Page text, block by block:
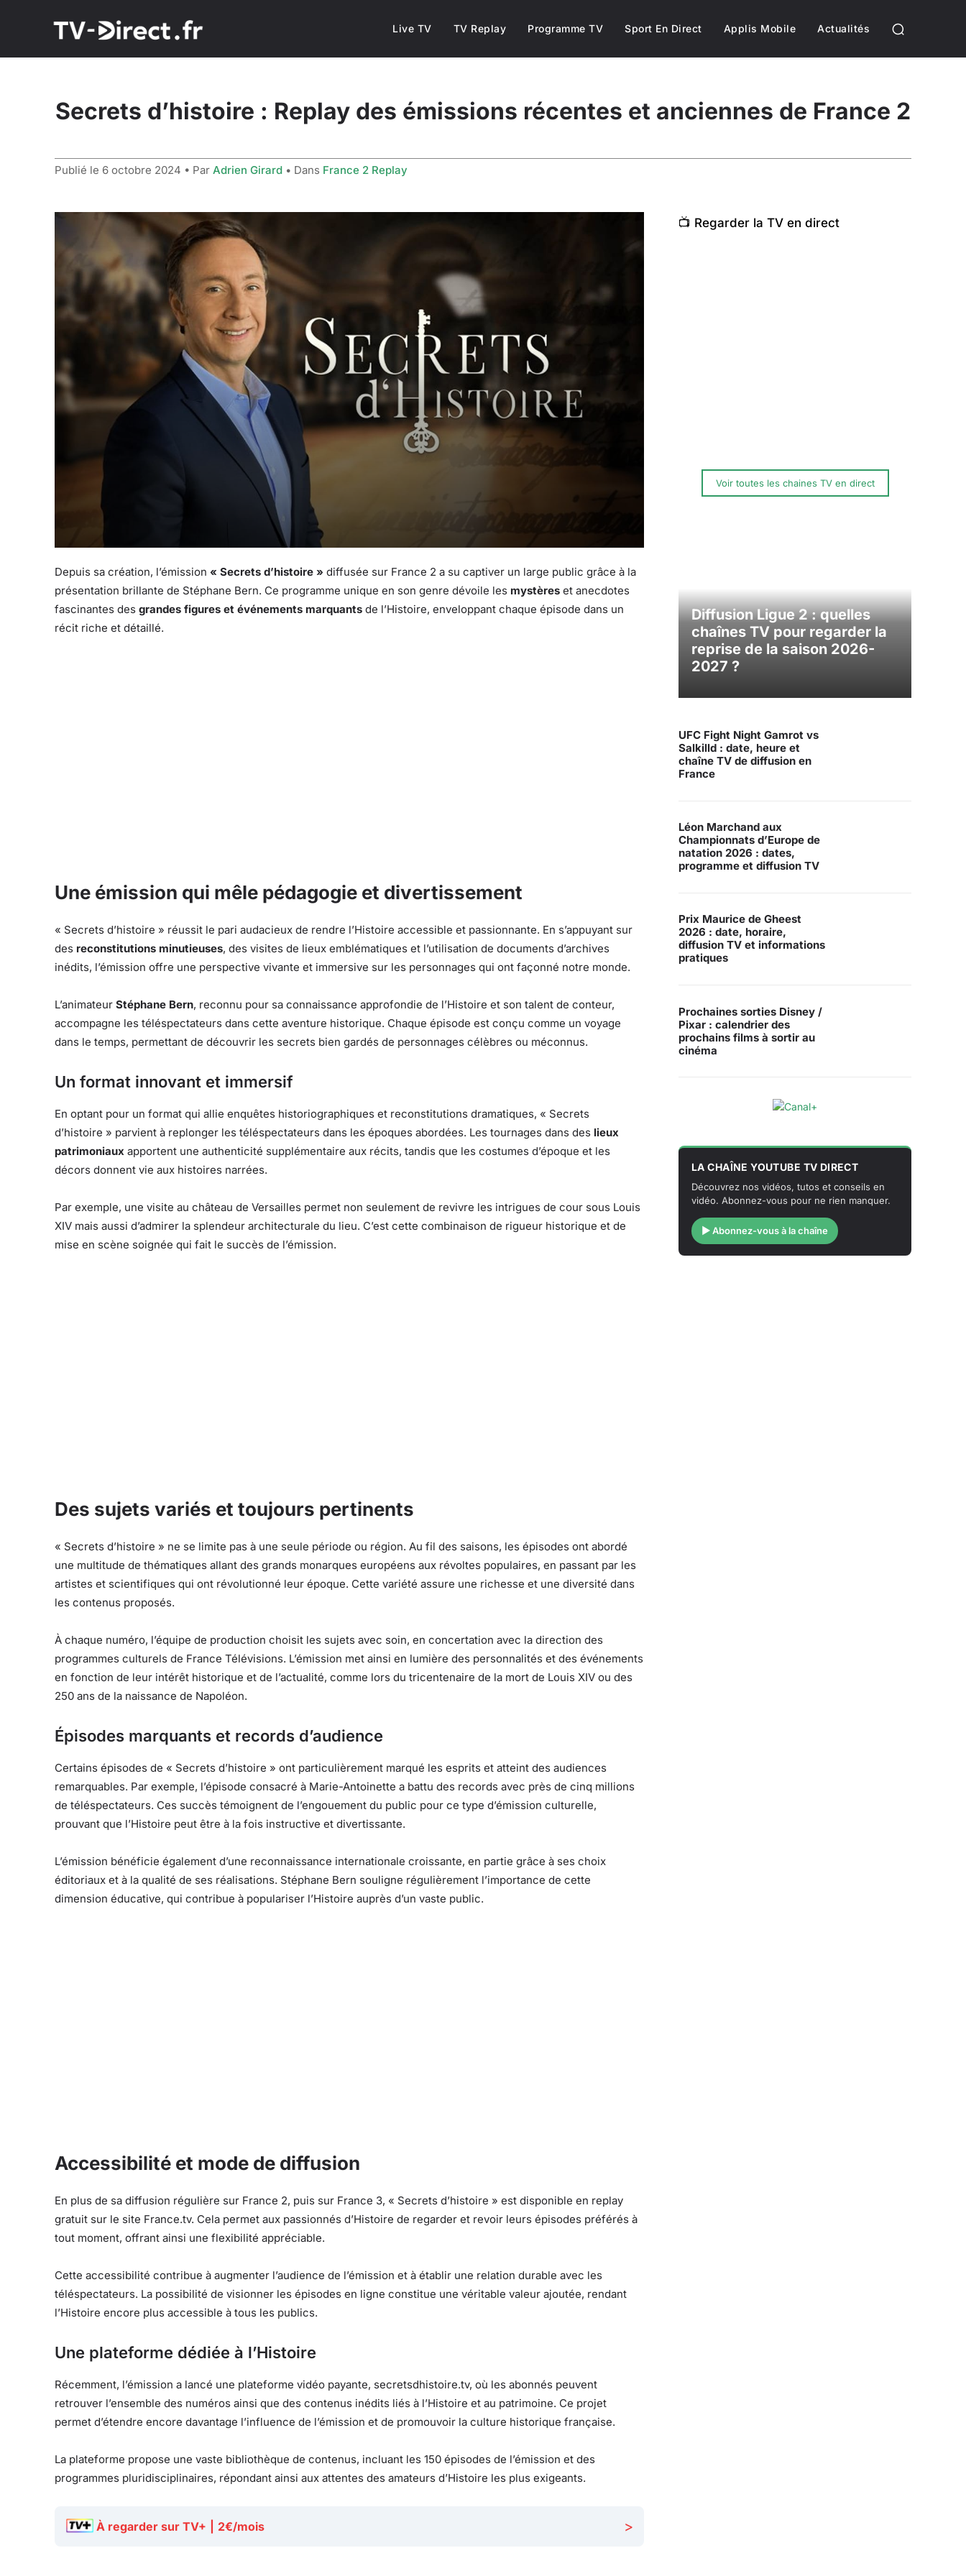
Live TV TV Replay Programme TV Sport En Direct Applis Mobile Actualités
Secrets d’histoire : Replay des émissions récentes et anciennes de France 2
Publié le 6 octobre 2024 • Par Adrien Girard • Dans France 2 Replay
Depuis sa création, l’émission « Secrets d’histoire » diffusée sur France 2 a su captiver un large public grâce à la
présentation brillante de Stéphane Bern. Ce programme unique en son genre dévoile les mystères et anecdotes
fascinantes des grandes figures et événements marquants de l’Histoire, enveloppant chaque épisode dans un
récit riche et détaillé.
Une émission qui mêle pédagogie et divertissement
« Secrets d’histoire » réussit le pari audacieux de rendre l’Histoire accessible et passionnante. En s’appuyant sur
des reconstitutions minutieuses, des visites de lieux emblématiques et l’utilisation de documents d’archives
inédits, l’émission offre une perspective vivante et immersive sur les personnages qui ont façonné notre monde.
L’animateur Stéphane Bern, reconnu pour sa connaissance approfondie de l’Histoire et son talent de conteur,
accompagne les téléspectateurs dans cette aventure historique. Chaque épisode est conçu comme un voyage
dans le temps, permettant de découvrir les secrets bien gardés de personnages célèbres ou méconnus.
Un format innovant et immersif
En optant pour un format qui allie enquêtes historiographiques et reconstitutions dramatiques, « Secrets
d’histoire » parvient à replonger les téléspectateurs dans les époques abordées. Les tournages dans des lieux
patrimoniaux apportent une authenticité supplémentaire aux récits, tandis que les costumes d’époque et les
décors donnent vie aux histoires narrées.
Par exemple, une visite au château de Versailles permet non seulement de revivre les intrigues de cour sous Louis
XIV mais aussi d’admirer la splendeur architecturale du lieu. C’est cette combinaison de rigueur historique et de
mise en scène soignée qui fait le succès de l’émission.
Des sujets variés et toujours pertinents
« Secrets d’histoire » ne se limite pas à une seule période ou région. Au fil des saisons, les épisodes ont abordé
une multitude de thématiques allant des grands monarques européens aux révoltes populaires, en passant par les
artistes et scientifiques qui ont révolutionné leur époque. Cette variété assure une richesse et une diversité dans
les contenus proposés.
À chaque numéro, l’équipe de production choisit les sujets avec soin, en concertation avec la direction des
programmes culturels de France Télévisions. L’émission met ainsi en lumière des personnalités et des événements
en fonction de leur intérêt historique et de l’actualité, comme lors du tricentenaire de la mort de Louis XIV ou des
250 ans de la naissance de Napoléon.
Épisodes marquants et records d’audience
Certains épisodes de « Secrets d’histoire » ont particulièrement marqué les esprits et atteint des audiences
remarquables. Par exemple, l’épisode consacré à Marie-Antoinette a battu des records avec près de cinq millions
de téléspectateurs. Ces succès témoignent de l’engouement du public pour ce type d’émission culturelle,
prouvant que l’Histoire peut être à la fois instructive et divertissante.
L’émission bénéficie également d’une reconnaissance internationale croissante, en partie grâce à ses choix
éditoriaux et à la qualité de ses réalisations. Stéphane Bern souligne régulièrement l’importance de cette
dimension éducative, qui contribue à populariser l’Histoire auprès d’un vaste public.
Accessibilité et mode de diffusion
En plus de sa diffusion régulière sur France 2, puis sur France 3, « Secrets d’histoire » est disponible en replay
gratuit sur le site France.tv. Cela permet aux passionnés d’Histoire de regarder et revoir leurs épisodes préférés à
tout moment, offrant ainsi une flexibilité appréciable.
Cette accessibilité contribue à augmenter l’audience de l’émission et à établir une relation durable avec les
téléspectateurs. La possibilité de visionner les épisodes en ligne constitue une véritable valeur ajoutée, rendant
l’Histoire encore plus accessible à tous les publics.
Une plateforme dédiée à l’Histoire
Récemment, l’émission a lancé une plateforme vidéo payante, secretsdhistoire.tv, où les abonnés peuvent
retrouver l’ensemble des numéros ainsi que des contenus inédits liés à l’Histoire et au patrimoine. Ce projet
permet d’étendre encore davantage l’influence de l’émission et de promouvoir la culture historique française.
La plateforme propose une vaste bibliothèque de contenus, incluant les 150 épisodes de l’émission et des
programmes pluridisciplinaires, répondant ainsi aux attentes des amateurs d’Histoire les plus exigeants.
À regarder sur TV+ 2€/mois >
📺 Regarder la TV en direct
Voir toutes les chaines TV en direct
Diffusion Ligue 2 : quelles
chaînes TV pour regarder la
reprise de la saison 2026-
2027 ?
UFC Fight Night Gamrot vs
Salkilld : date, heure et
chaîne TV de diffusion en
France
Léon Marchand aux
Championnats d’Europe de
natation 2026 : dates,
programme et diffusion TV
Prix Maurice de Gheest
2026 : date, horaire,
diffusion TV et informations
pratiques
Prochaines sorties Disney /
Pixar : calendrier des
prochains films à sortir au
cinéma
LA CHAÎNE YOUTUBE TV DIRECT
Découvrez nos vidéos, tutos et conseils en
vidéo. Abonnez-vous pour ne rien manquer.
▶ Abonnez-vous à la chaîne